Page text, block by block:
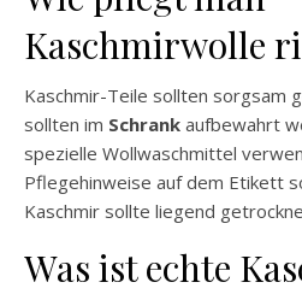
Kaschmirwolle
Kaschmir-Teile sollten sorgsam
sollten im Schrank aufbewahrt
spezielle Wollwaschmittel
Pflegehinweise auf dem Etikett
Kaschmir sollte liegend
Was ist echte